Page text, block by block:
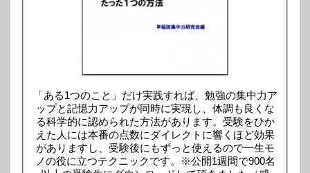
「ある1つのこと」だけ実践すれば、勉強の集中力ア
ップと記憶力アップが同時に実現し、体調も良くな
る科学的に認められた方法があります。受験をひか
えた人には本番の点数にダイレクトに響くほど効果
がありますし、受験後にもずっと使えるので一生モ
ノの役に立つテクニックです。※公開1週間で900名